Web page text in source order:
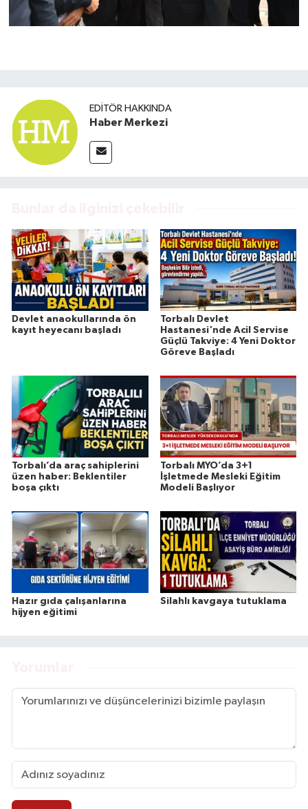
EDITÖR HAKKINDA
Haber Merkezi
Devlet anaokullarında ön
kayıt heyecanı başladı
Torbalı Devlet
Hastanesi'nde Acil Servise
Güçlü Takviye: 4 Yeni Doktor
Göreve Başladı
Torbalı’da araç sahiplerini
üzen haber: Beklentiler
boşa çıktı
Torbalı MYO’da 3+1
İşletmede Mesleki Eğitim
Modeli Başlıyor
Hazır gıda çalışanlarına
hijyen eğitimi
Silahlı kavgaya tutuklama